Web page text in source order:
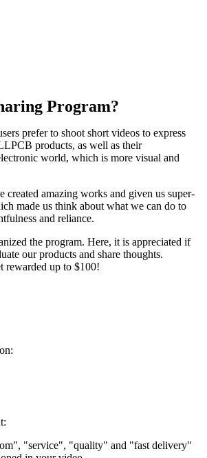
Program?
prefer to shoot short videos to express
products, as well as their
world, which is more visual and
created amazing works and given us super-
made us think about what we can do to
and reliance.
the program. Here, it is appreciated if
our products and share thoughts.
rewarded up to $100!
"service", "quality" and "fast delivery"